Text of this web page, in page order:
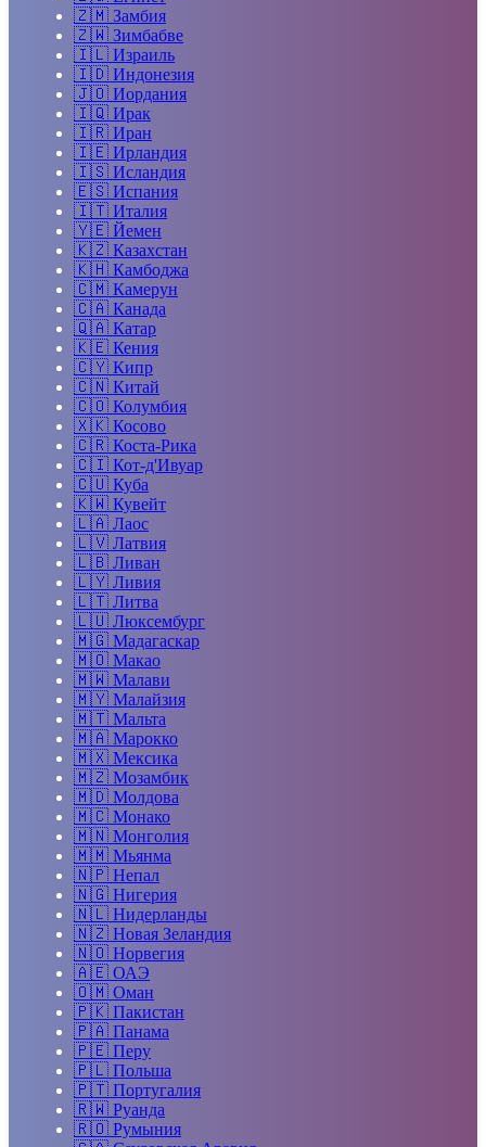
🇿🇲 Замбия
🇿🇼 Зимбабве
🇮🇱 Израиль
🇮🇩 Индонезия
🇯🇴 Иордания
🇮🇶 Ирак
🇮🇷 Иран
🇮🇪 Ирландия
🇮🇸 Исландия
🇪🇸 Испания
🇮🇹 Италия
🇾🇪 Йемен
🇰🇿 Казахстан
🇰🇭 Камбоджа
🇨🇲 Камерун
🇨🇦 Канада
🇶🇦 Катар
🇰🇪 Кения
🇨🇾 Кипр
🇨🇳 Китай
🇨🇴 Колумбия
🇽🇰 Косово
🇨🇷 Коста-Рика
🇨🇮 Кот-д'Ивуар
🇨🇺 Куба
🇰🇼 Кувейт
🇱🇦 Лаос
🇱🇻 Латвия
🇱🇧 Ливан
🇱🇾 Ливия
🇱🇹 Литва
🇱🇺 Люксембург
🇲🇬 Мадагаскар
🇲🇴 Макао
🇲🇼 Малави
🇲🇾 Малайзия
🇲🇹 Мальта
🇲🇦 Марокко
🇲🇽 Мексика
🇲🇿 Мозамбик
🇲🇩 Молдова
🇲🇨 Монако
🇲🇳 Монголия
🇲🇲 Мьянма
🇳🇵 Непал
🇳🇬 Нигерия
🇳🇱 Нидерланды
🇳🇿 Новая Зеландия
🇳🇴 Норвегия
🇦🇪 ОАЭ
🇴🇲 Оман
🇵🇰 Пакистан
🇵🇦 Панама
🇵🇪 Перу
🇵🇱 Польша
🇵🇹 Португалия
🇷🇼 Руанда
🇷🇴 Румыния